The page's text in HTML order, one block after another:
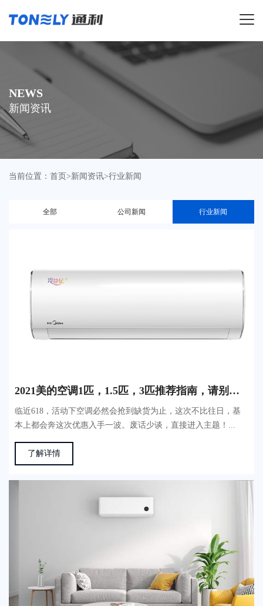
NEWS
新闻资讯
当前位置： 首页 >新闻资讯>行业新闻
全部 公司新闻 行业新闻
2021美的空调1匹，1.5匹，3匹推荐指南，请别再乱选美的空调了
临近618，活动下空调必然会抢到缺货为止，这次不比往日，基
本上都会奔这次优惠入手一波。废话少谈，直接进入主题！...
了解详情